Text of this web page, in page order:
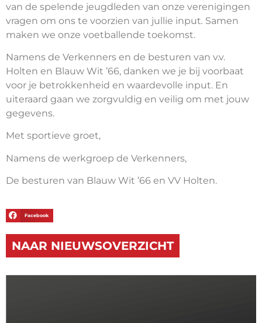
van de spelende jeugdleden van onze verenigingen
vragen om ons te voorzien van jullie input. Samen
maken we onze voetballende toekomst.
Namens de Verkenners en de besturen van v.v.
Holten en Blauw Wit ’66, danken we je bij voorbaat
voor je betrokkenheid en waardevolle input. En
uiteraard gaan we zorgvuldig en veilig om met jouw
gegevens.
Met sportieve groet,
Namens de werkgroep de Verkenners,
De besturen van Blauw Wit ’66 en VV Holten.
Facebook
NAAR NIEUWSOVERZICHT